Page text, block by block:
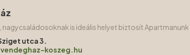
is ideális helyet biztosít Apartmanunk
utca 3.
koszeg.hu